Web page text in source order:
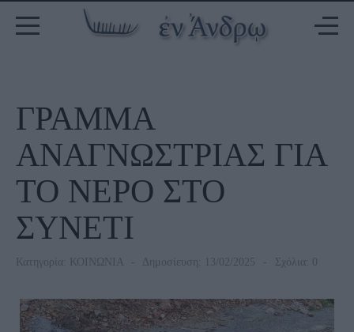
ΓΡΑΜΜΑ
ΑΝΑΓΝΩΣΤΡΙΑΣ ΓΙΑ
ΤΟ ΝΕΡΟ ΣΤΟ
ΣΥΝΕΤΙ
Κατηγορία: ΚΟΙΝΩΝΙΑ Δημοσίευση: 13/02/2025 Σχόλια: 0